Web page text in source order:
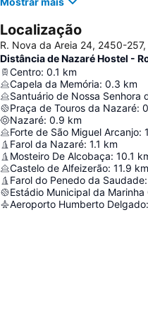
Localização
R. Nova da Areia 24, 2450-
Distância de Nazaré Hostel -
Centro: 0.1 km
Capela da Memória: 0.3 km
Santuário de Nossa Senhora
Praça de Touros da Nazaré:
Nazaré: 0.9 km
Forte de São Miguel Arcanjo:
Farol da Nazaré: 1.1 km
Mosteiro De Alcobaça: 10.1
Castelo de Alfeizerão: 11.9 km
Farol do Penedo da Saudade:
Estádio Municipal da Marinha
Aeroporto Humberto Delgado: